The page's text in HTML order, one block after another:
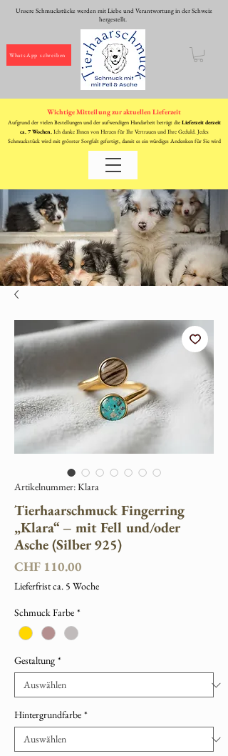
Unsere Schmuckstücke werden mit Liebe und Verantwortung in der Schweiz
hergestellt.
Wichtige Mitteilung zur aktuellen Lieferzeit
Aufgrund der vielen Bestellungen und der aufwendigen Handarbeit beträgt die Lieferzeit derzeit
ca. 7 Wochen. Ich danke Ihnen von Herzen für Ihr Vertrauen und Ihre Geduld. Jedes
Schmuckstück wird mit grösster Sorgfalt gefertigt, damit es ein würdiges Andenken für Sie wird
WhatsApp schreiben
Artikelnummer: Klara
Tierhaarschmuck Fingerring
„Klara“ – mit Fell und/oder
Asche (Silber 925)
CHF 110.00
Lieferfrist ca. 5 Woche
Schmuck Farbe *
Gestaltung *
Hintergrundfarbe *